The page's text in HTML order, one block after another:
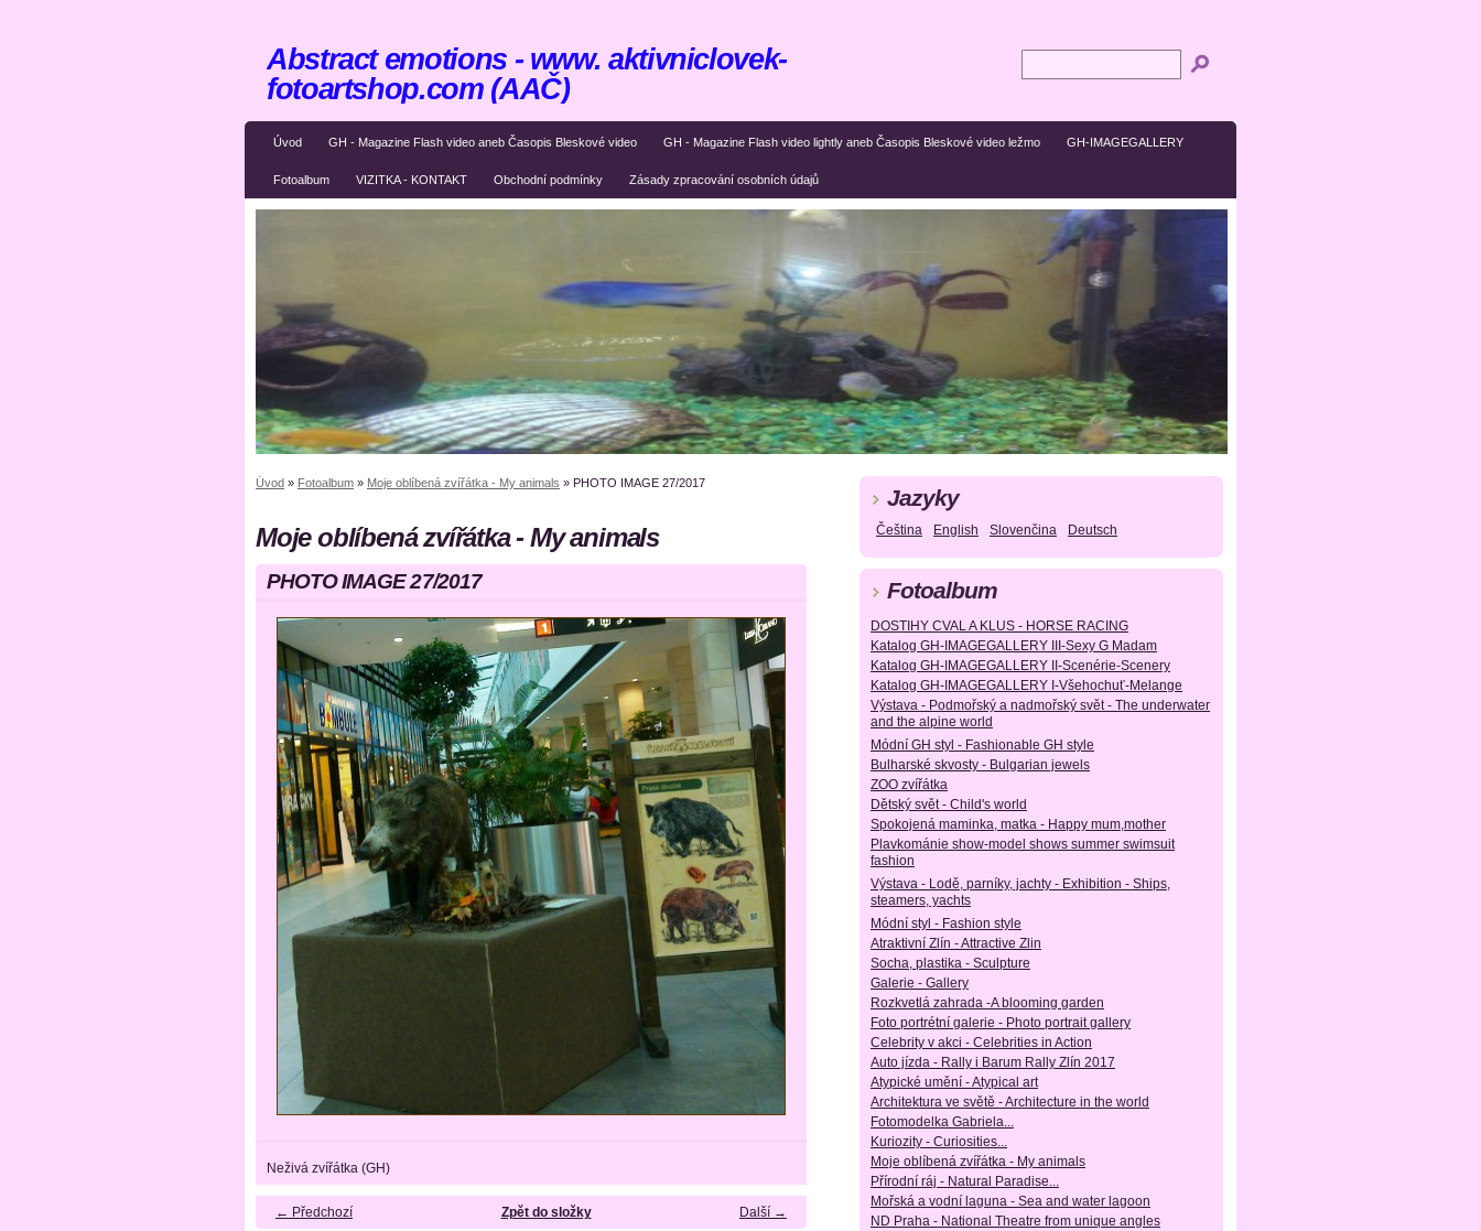
Úvod GH - Magazine Flash video aneb Časopis Bleskové video GH - Magazine Flash video lightly aneb Časopis Bleskové video ležmo GH-IMAGEGALLERY
Fotoalbum VIZITKA - KONTAKT Obchodní podmínky Zásady zpracování osobních údajů
Abstract emotions - www. aktivniclovek-
fotoartshop.com (AAČ)
Úvod » Fotoalbum » Moje oblíbená zvířátka - My animals » PHOTO IMAGE 27/2017
Moje oblíbená zvířátka - My animals
PHOTO IMAGE 27/2017
Neživá zvířátka (GH)
← Předchozí Další →
Zpět do složky
Jazyky
Čeština English Slovenčina Deutsch
Fotoalbum
DOSTIHY CVAL A KLUS - HORSE RACING
Katalog GH-IMAGEGALLERY III-Sexy G Madam
Katalog GH-IMAGEGALLERY II-Scenérie-Scenery
Katalog GH-IMAGEGALLERY I-Všehochuť-Melange
Výstava - Podmořský a nadmořský svět - The underwater
and the alpine world
Módní GH styl - Fashionable GH style
Bulharské skvosty - Bulgarian jewels
ZOO zvířátka
Dětský svět - Child's world
Spokojená maminka, matka - Happy mum,mother
Plavkománie show-model shows summer swimsuit
fashion
Výstava - Lodě, parníky, jachty - Exhibition - Ships,
steamers, yachts
Módní styl - Fashion style
Atraktivní Zlín - Attractive Zlin
Socha, plastika - Sculpture
Galerie - Gallery
Rozkvetlá zahrada -A blooming garden
Foto portrétní galerie - Photo portrait gallery
Celebrity v akci - Celebrities in Action
Auto jízda - Rally i Barum Rally Zlín 2017
Atypické umění - Atypical art
Architektura ve světě - Architecture in the world
Fotomodelka Gabriela...
Kuriozity - Curiosities...
Moje oblíbená zvířátka - My animals
Přírodní ráj - Natural Paradise...
Mořská a vodní laguna - Sea and water lagoon
ND Praha - National Theatre from unique angles